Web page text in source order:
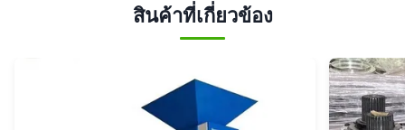
สินค้าที่เกี่ยวข้อง